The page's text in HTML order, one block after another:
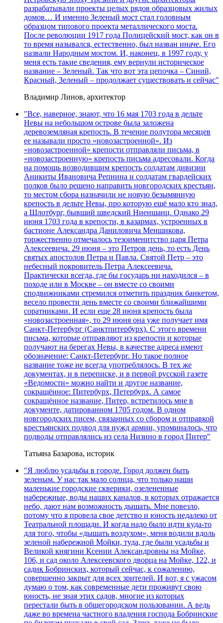
разрабатывали проекты целых рядов образцовых жилых
домов… И именно Зеленый мост стал головным
образцом типового проекта металлического моста.
После революции 1917 года Полицейский мост, как он в
то время назывался, естественно, был назван иначе. Его
назвали Народным мостом. И, наконец, в 1997 году, у
меня есть такие сведения, ему вернули историческое
название – Зеленый. Так что вот эта цепочка – Синий,
Красный, Зеленый – продолжает существовать и сейчас"
Владимир Линов, архитектор
"Все, наверное, знают, что 16 мая 1703 года в дельте
Невы на небольшом острове была заложена
деревоземляная крепость. В течение полутора месяцев
ее называли просто «новозастроенной». Из
«новозастроенной» крепости отправляли письма, в
«новозастроенную» крепость письма адресовали. Когда
на помощь возводившим крепость солдатам дивизии
Аникиты Ивановича Репнина и солдатам гвардейских
полков было решено направить новгородских крестьян,
то местом сбора назначили не новую безымянную
крепость в дельте Невы, про которую ещё мало кто знал,
а Шлотбург, бывший шведский Ниеншанц. Однако 29
июня 1703 года в крепости, в казармах, устроенных в
бастионе Александра Даниловича Меншикова,
торжественно отмечалось тезоименитство царя Петра
Алексеевича. 29 июня – это Петров день, то есть День
святых апостолов Петра и Павла. Святой Петр – это
небесный покровитель Петра Алексеевича.
Практически всегда, где бы государь ни находился – в
походе или в Москве – он вместе со своими
сподвижниками стремился отметить праздник банкетом,
весело провести день вместе со своими ближайшими
соратниками. И если еще 28 июня крепость была
«новозастроенная», то 29 июня она уже получает имя
Санкт-Петербург (Санктпитербурх). С этого времени
письма, которые отправляют из крепости и которые
получают на берегах Невы, в качестве адреса имеют
обозначение: Санкт-Петербург. Но такое полное
название тоже не всегда употреблялось. В тех же
документах, и в переписке, и в первой русской газете
«Ведомости» можно найти и другое название,
сокращённое: Питербурх, Петербурх. А самое
сокращённое название, Питер, встретилось мне в
документе, датированном 1705 годом. В одном
новгородских писем, связанных со сбором и отправкой
крестьянских подвод для нужд армии, упоминалось, что
подводы отправлялись из села Низино в город Питер"
Татьяна Базарова, историк
"Я люблю усадьбы в городе. Город должен быть
зеленым. У нас так мало солнца, что только наши
маленькие городские скверики, озелененные
набережные, воды наших каналов, в которых отражается
небо, дают нам возможность дышать. Мне повезло,
потому что я провела свое детство и юность недалеко от
Театральной площади. И когда надо было идти куда-то
для того, чтобы «дышать воздухом», меня водили вдоль
зеленой набережной Мойки, туда, где были усадьбы и
Великой княгини Ксении Александровны на Мойке,
106, и сад около Алексеевского дворца на Мойке, 122, и
садик Бобринских, который сейчас, к сожалению,
совершенно закрыт для всех зрителей. И вот, я с ужасом
думаю о том, как современные дети проживут свою
юность, не зная этих садов, многие из которых
перестали быть в общегородском пользовании. А ведь
даже во времена частного владения господа Бобринские